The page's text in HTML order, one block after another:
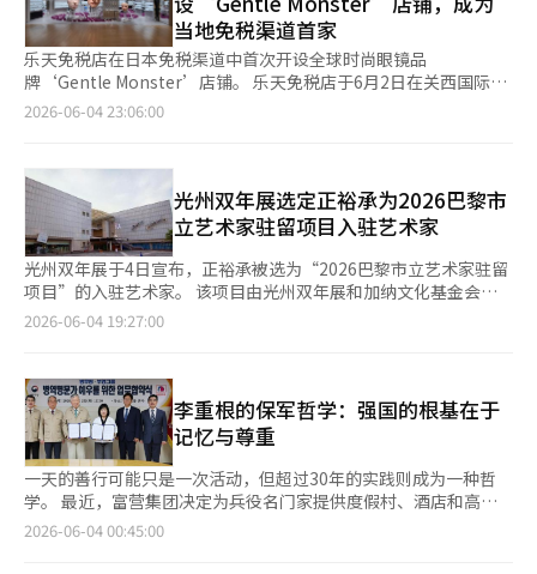
当地免税渠道首家
乐天免税店在日本免税渠道中首次开设全球时尚眼镜品
牌‘Gentle Monster’店铺。 乐天免税店于6月2日在关西国际机
场第一航站楼国际出发区开设了Gentle Monster店铺。 此次店铺
与自然光相结合，营造出如同迎接晨光的氛围，象征着人类内心闪
耀的心灵与个性。 特别是店内设置的三个‘巨型头部动感装
置’，通过忧郁的表情和真实移动的眼睛，艺术性地表达了人类的
思维与情感，为访客提供视觉灵感和独特的购物体验。 此次
Gentle Monster的入驻与关西国际机场的大规模扩建相辅相成，
预计将产生战略协同效应。关西国际机场是关西地区最大的国际机
场，去年接待了约2572万名旅客。近期完成的四阶段翻新工程使
其年国际航班接待能力扩大至4000万人次。 乐天免税店自2014年
括宝格丽、秀美等顶级珠宝品牌。 随着旅游需求的恢复，眼镜产
品的关注度也在上升。乐天免税店今年1至5月眼镜类产品的销售额
较去年同期增长约26%。 在旅行中，购买太阳镜和眼镜的需求明
显增加，Gentle Monster的入驻正是在这一趋势下进行的。 乐天
免税店相关人士表示：“未来将通过差异化的品牌引进和空间营
销，为全球旅客提供最佳购物体验，并进一步巩固在全球免税市场
的地位。” ※ 本报道经人工智能（AI）系统翻译与编辑。
2026-06-04 23:06:00
光州双年展选定正裕承为2026巴黎市
立艺术家驻留项目入驻艺术家
光州双年展于4日宣布，正裕承被选为“2026巴黎市立艺术家驻留
项目”的入驻艺术家。 该项目由光州双年展和加纳文化基金会共
同主办，旨在支持光州地区现代艺术家的海外创作活动。基金会于
并通过视觉媒介记录和重构她们留下的痕迹。作为女性艺术家，她
基于自身的生活经验和视角，持续倾听被制度边缘化者的声音。
她的代表作包括探讨光州地区性交易聚集地在昼夜时间流转中如何
变化的视频作品《聚集地的昼与夜》（2018）以及为纪念1980年
光州民主运动期间在街头呼喊团结的黄金洞女性而创作的《黄金洞
的女性们》（2018）。 基金会表示：“正裕承艺术家拥有明确的
艺术愿景和时效性，旨在将基于地方的扎实研究成果扩展到气候危
机和性别劳动等全球议题。”并指出：“她的作品不仅仅是记录，
2026-06-04 19:27:00
李重根的保军哲学：强国的根基在于
记忆与尊重
一天的善行可能只是一次活动，但超过30年的实践则成为一种哲
学。 最近，富营集团决定为兵役名门家提供度假村、酒店和高尔
夫球场的折扣优惠，引起了广泛关注。一些人认为这是有意义的社
2026-06-04 00:45:00